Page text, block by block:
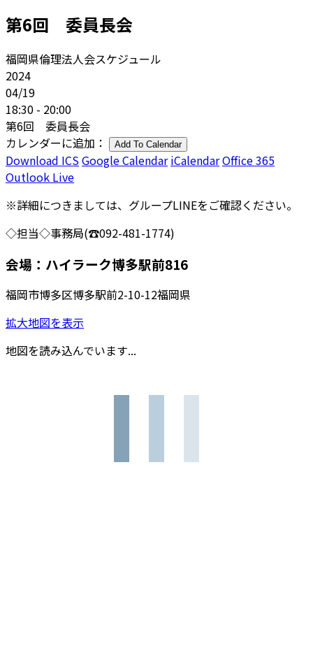
第6回 委員長会
福岡県倫理法人会スケジュール
2024
04/19
18:30 - 20:00
第6回 委員長会
カレンダーに追加：
Add To Calendar
Download ICSGoogle Calendar iCalendarOffice 365
Outlook Live
※詳細につきましては、グループLINEをご確認ください。
◇担当◇事務局(☎092-481-1774)
会場：ハイラーク博多駅前816
福岡市博多区博多駅前2-10-12福岡県
拡大地図を表示
地図を読み込んでいます...